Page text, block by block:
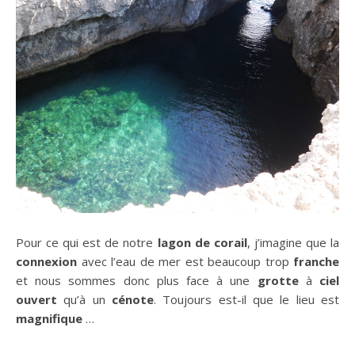
Pour ce qui est de notre lagon de corail, j’imagine que la
connexion avec l’eau de mer est beaucoup trop franche
et nous sommes donc plus face à une grotteà ciel
ouvert qu’à un cénote. Toujours est-il que le lieu est
magnifique …